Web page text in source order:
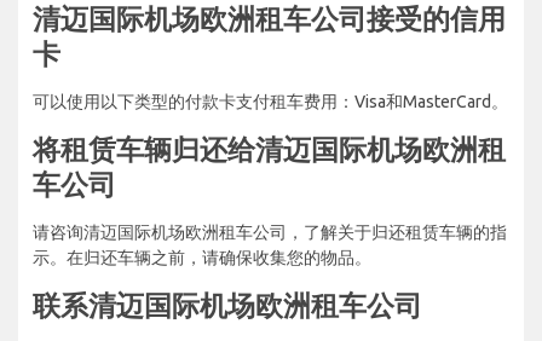
清迈国际机场欧洲租车公司接受的信用
卡
可以使用以下类型的付款卡支付租车费用：Visa和MasterCard。
将租赁车辆归还给清迈国际机场欧洲租
车公司
请咨询清迈国际机场欧洲租车公司，了解关于归还租赁车辆的指
示。在归还车辆之前，请确保收集您的物品。
联系清迈国际机场欧洲租车公司